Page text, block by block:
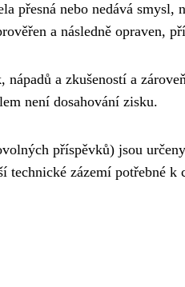
přesná nebo nedává smysl,
a následně opraven,
a zkušeností a
není dosahování zisku.
příspěvků) jsou
zázemí potřebné